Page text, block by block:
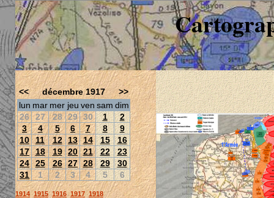
<< décembre 1917
>>
lun mar mer jeu ven sam dim
26
27 28 29 30 1
2
3
4 5 6 7 8
9
10
11 12 13 14 15
16
17 18 19 20 21 22
23
24 25 26 27 28 29
30
31
1 2 3 4 5 6
1914 1915 1916 1917 1918